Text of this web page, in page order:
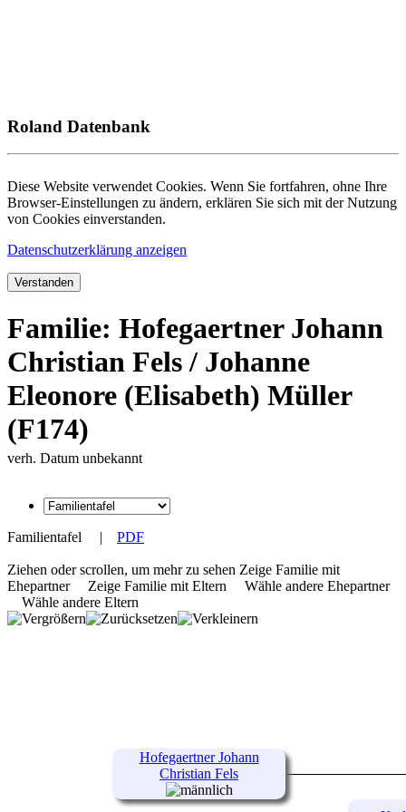
Roland Datenbank
Diese Website verwendet Cookies. Wenn Sie fortfahren, ohne Ihre
Browser-Einstellungen zu ändern, erklären Sie sich mit der Nutzung
von Cookies einverstanden.
Datenschutzerklärung anzeigen
Verstanden
Familie: Hofegaertner Johann
Christian Fels / Johanne
Eleonore (Elisabeth) Müller
(F174)
verh. Datum unbekannt
Familientafel | PDF
Ziehen oder scrollen, um mehr zu sehen Zeige Familie mit
Ehepartner
Zeige Familie mit Eltern
Wähle andere Ehepartner
Wähle andere Eltern
Hofegaertner Johann
Christian Fels